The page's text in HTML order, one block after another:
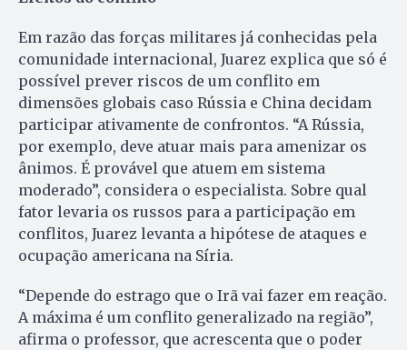
Em razão das forças militares já conhecidas pela
comunidade internacional, Juarez explica que só é
possível prever riscos de um conflito em
dimensões globais caso Rússia e China decidam
participar ativamente de confrontos. “A Rússia,
por exemplo, deve atuar mais para amenizar os
ânimos. É provável que atuem em sistema
moderado”, considera o especialista. Sobre qual
fator levaria os russos para a participação em
conflitos, Juarez levanta a hipótese de ataques e
ocupação americana na Síria.
“Depende do estrago que o Irã vai fazer em reação.
A máxima é um conflito generalizado na região”,
afirma o professor, que acrescenta que o poder